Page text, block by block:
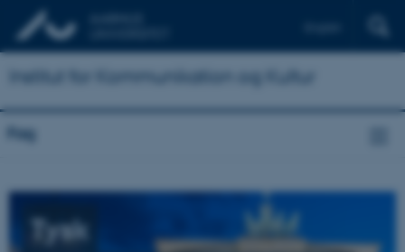
Institut for Kommunikation og Kultur
Fag
Tysk